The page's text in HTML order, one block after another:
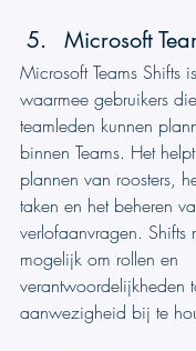
Microsoft
Microsoft Teams Shifts
waarmee gebruikers
teamleden kunnen
binnen Teams. Het
plannen van roosters,
taken en het beheren
verlofaanvragen. Shifts
mogelijk om rollen en
verantwoordelijkheden
aanwezigheid bij te